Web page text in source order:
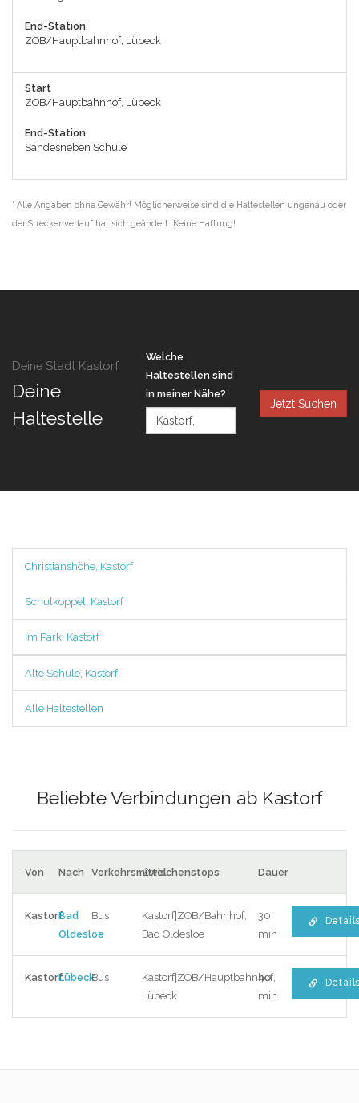
End-Station
ZOB/Hauptbahnhof, Lübeck
Start
ZOB/Hauptbahnhof, Lübeck
End-Station
Sandesneben Schule
* Alle Angaben ohne Gewähr! Möglicherweise sind die Haltestellen ungenau oder
der Streckenverlauf hat sich geändert. Keine Haftung!
Deine Stadt Kastorf
Deine
Haltestelle
Welche
Haltestellen sind
in meiner Nähe?
Jetzt Suchen
Christianshöhe, Kastorf
Schulkoppel, Kastorf
Im Park, Kastorf
Alte Schule, Kastorf
Alle Haltestellen
Beliebte Verbindungen ab Kastorf
Von Nach VerkehrsmittelZwischenstops Dauer
KastorfBad
Oldesloe
Bus
Kastorf|ZOB/Bahnhof,
Bad Oldesloe
30
min
KastorfLübeckBus
Kastorf|ZOB/Hauptbahnhof,
Lübeck
40
min